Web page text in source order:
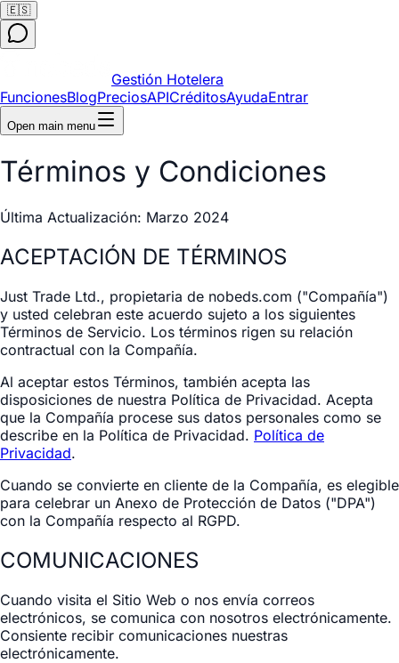
🇪🇸
Gestión Hotelera
FuncionesBlogPreciosAPICréditosAyudaEntrar
Open main menu
Términos y Condiciones
Última Actualización: Marzo 2024
ACEPTACIÓN DE TÉRMINOS
Just Trade Ltd., propietaria de nobeds.com ("Compañía")
y usted celebran este acuerdo sujeto a los siguientes
Términos de Servicio. Los términos rigen su relación
contractual con la Compañía.
Al aceptar estos Términos, también acepta las
disposiciones de nuestra Política de Privacidad. Acepta
que la Compañía procese sus datos personales como se
describe en la Política de Privacidad. Política de
Privacidad.
Cuando se convierte en cliente de la Compañía, es elegible
para celebrar un Anexo de Protección de Datos ("DPA")
con la Compañía respecto al RGPD.
COMUNICACIONES
Cuando visita el Sitio Web o nos envía correos
electrónicos, se comunica con nosotros electrónicamente.
Consiente recibir comunicaciones nuestras
electrónicamente.